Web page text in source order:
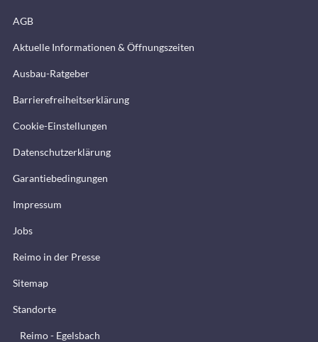
AGB
Aktuelle Informationen & Öffnungszeiten
Ausbau-Ratgeber
Barrierefreiheitserklärung
Cookie-Einstellungen
Datenschutzerklärung
Garantiebedingungen
Impressum
Jobs
Reimo in der Presse
Sitemap
Standorte
Reimo - Egelsbach